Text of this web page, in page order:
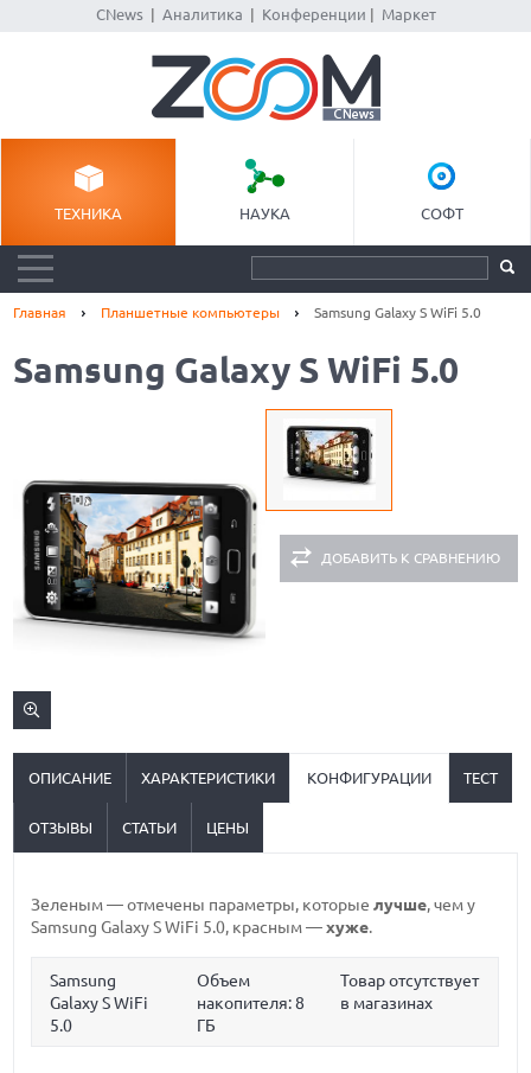
CNews| Аналитика Конференции Маркет
ТЕХНИКА НАУКА СОФТ
Главная Планшетные компьютеры Samsung Galaxy S WiFi 5.0
Samsung Galaxy S WiFi 5.0
ДОБАВИТЬ К СРАВНЕНИЮ
ОПИСАНИЕ ХАРАКТЕРИСТИКИ КОНФИГУРАЦИИ ТЕСТ
ОТЗЫВЫ СТАТЬИ ЦЕНЫ
Зеленым— отмечены параметры, которыелучше, чем у
Samsung Galaxy S WiFi 5.0, красным—хуже.
Samsung
Galaxy S WiFi
5.0
Объем
накопителя:8
ГБ
Товар отсутствует
в магазинах